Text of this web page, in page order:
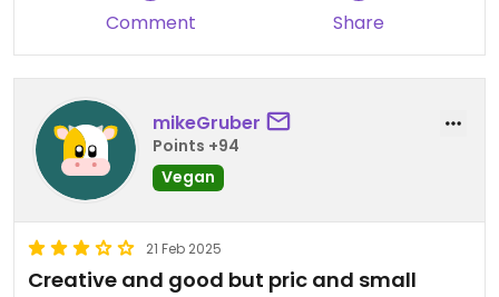
Updated from previous review on 2024-10-05
Comment Share
mikeGruber
Points +94
Vegan
21 Feb 2025
Creative and good but pric and small